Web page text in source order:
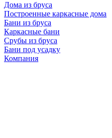
Дома из бруса
Построенные каркасные дома
Бани из бруса
Каркасные бани
Срубы из бруса
Бани под усадку
Компания